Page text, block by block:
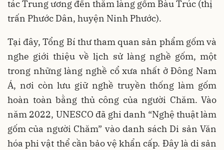
tác Trung ương đến thăm làng gốm Bàu Trúc (thị
trấn Phước Dân, huyện Ninh Phước).
Tại đây, Tổng Bí thư tham quan sản phẩm gốm và
nghe giới thiệu về lịch sử làng nghề gốm, một
trong những làng nghề cổ xưa nhất ở Đông Nam
Á, nơi còn lưu giữ nghề truyền thống làm gốm
hoàn toàn bằng thủ công của người Chăm. Vào
năm 2022, UNESCO đã ghi danh “Nghệ thuật làm
gốm của người Chăm” vào danh sách Di sản Văn
hóa phi vật thể cần bảo vệ khẩn cấp. Đây là di sản